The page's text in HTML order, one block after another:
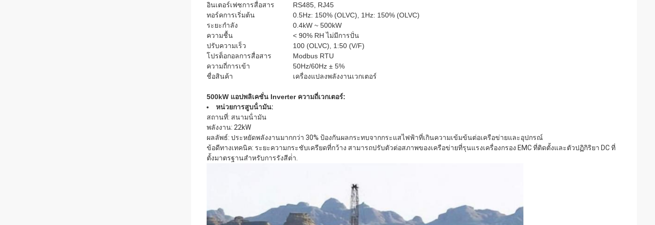
อินเตอร์เฟซการสื่อสาร
RS485, RJ45
ทอร์คการเริ่มต้น
0.5Hz: 150% (OLVC), 1Hz: 150% (OLVC)
ระยะกําลัง
0.4kW ~ 500kW
ความชื้น
< 90% RH ไม่มีการปั่น
ปรับความเร็ว
100 (OLVC), 1:50 (V/F)
โปรต็อกอลการสื่อสาร
Modbus RTU
ความถี่การเข้า
50Hz/60Hz ± 5%
ชื่อสินค้า
เครื่องแปลงพลังงานเวกเตอร์
500kW แอปพลิเคชั่น Inverter ความถี่เวกเตอร์:
หน่วยการสูบน้ํามัน:
สถานที่: สนามน้ํามัน
พลังงาน: 22kW
ผลลัพธ์: ประหยัดพลังงานมากกว่า 30% ป้องกันผลกระทบจากกระแสไฟฟ้าที่เกินความเข้มข้นต่อเครือข่ายและอุปกรณ์
ข้อดีทางเทคนิค: ระยะความกระชับเครียดที่กว้าง สามารถปรับตัวต่อสภาพของเครือข่ายที่รุนแรงเครื่องกรอง EMC ที่ติดตั้งและตัวปฏิกิริยา DC ที่
ตั้งมาตรฐานสําหรับการรังสีต่ํา.